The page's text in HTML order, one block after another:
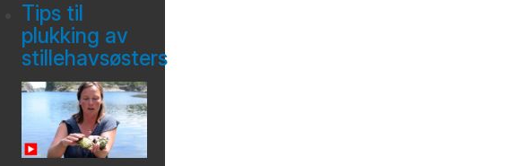
Tips til
plukking av
stillehavsøsters